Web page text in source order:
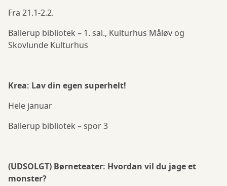
Fra 21.1-2.2.
Ballerup bibliotek – 1. sal., Kulturhus Måløv og
Skovlunde Kulturhus
Krea: Lav din egen superhelt!
Hele januar
Ballerup bibliotek – spor 3
(UDSOLGT) Børneteater: Hvordan vil du jage et
monster?